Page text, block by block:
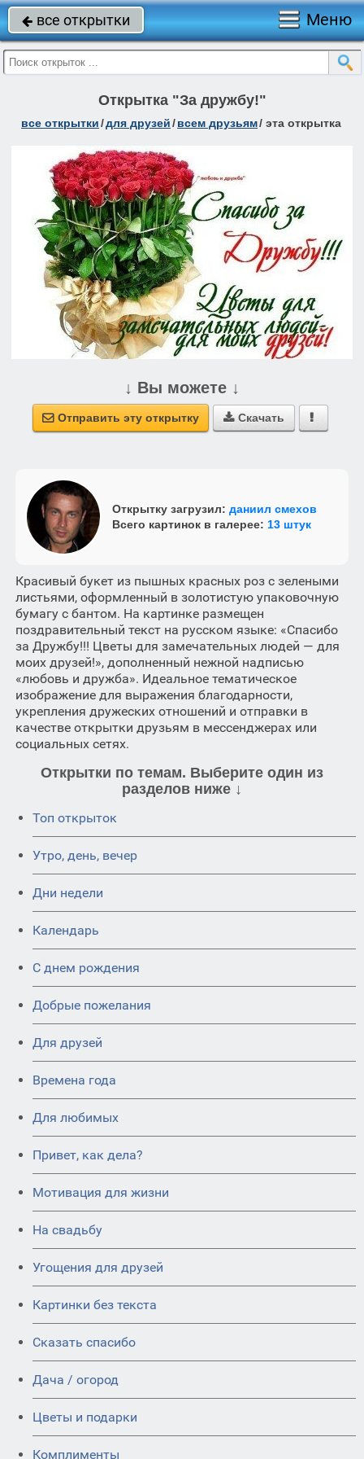
 все открытки Меню
Открытка "За дружбу!"
все открытки/для друзей/всем друзьям/ эта открытка
↓ Вы можете ↓
 Отправить эту открытку  Скачать 
Открытку загрузил: даниил смехов
Всего картинок в галерее: 13 штук
Красивый букет из пышных красных роз с зелеными
листьями, оформленный в золотистую упаковочную
бумагу с бантом. На картинке размещен
поздравительный текст на русском языке: «Спасибо
за Дружбу!!! Цветы для замечательных людей — для
моих друзей!», дополненный нежной надписью
«любовь и дружба». Идеальное тематическое
изображение для выражения благодарности,
укрепления дружеских отношений и отправки в
качестве открытки друзьям в мессенджерах или
социальных сетях.
Открытки по темам. Выберите один из
разделов ниже ↓
Топ открыток
Утро, день, вечер
Дни недели
Календарь
C днем рождения
Добрые пожелания
Для друзей
Времена года
Для любимых
Привет, как дела?
Мотивация для жизни
На свадьбу
Угощения для друзей
Картинки без текста
Сказать спасибо
Дача / огород
Цветы и подарки
Комплименты